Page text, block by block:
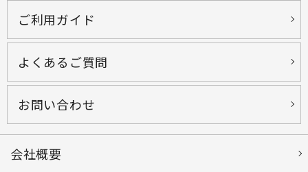
ご利用ガイド
よくあるご質問
お問い合わせ
会社概要